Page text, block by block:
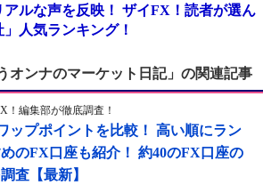
ルな声を反映！ ザイFX！読者が選ん
人気ランキング！
オンナのマーケット日記」の関連記事
！編集部が徹底調査！
ップポイントを比較！ 高い順にラン
のFX口座も紹介！ 約40のFX口座の
査【最新】